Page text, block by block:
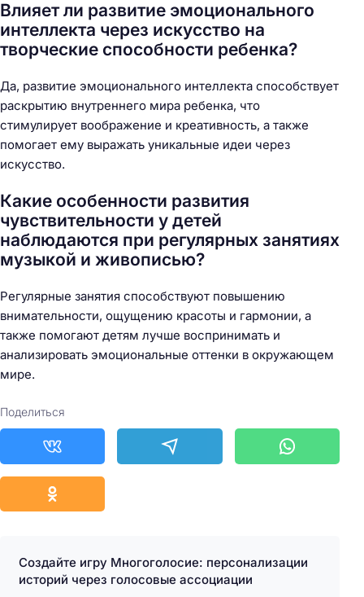
Влияет ли развитие эмоционального
интеллекта через искусство на
творческие способности ребенка?
Да, развитие эмоционального интеллекта способствует
раскрытию внутреннего мира ребенка, что
стимулирует воображение и креативность, а также
помогает ему выражать уникальные идеи через
искусство.
Какие особенности развития
чувствительности у детей
наблюдаются при регулярных занятиях
музыкой и живописью?
Регулярные занятия способствуют повышению
внимательности, ощущению красоты и гармонии, а
также помогают детям лучше воспринимать и
анализировать эмоциональные оттенки в окружающем
мире.
Поделиться
Создайте игру Многоголосие: персонализации
историй через голосовые ассоциации